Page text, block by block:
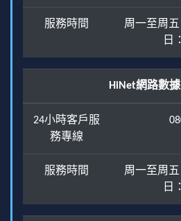
服務時間
周一至周五
日
HiNet網路數
24小時客戶服
務專線
服務時間
周一至周五
日